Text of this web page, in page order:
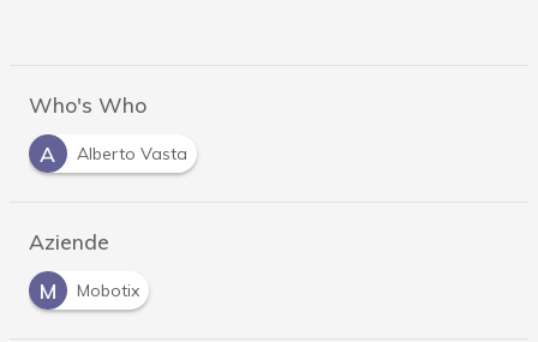
Who's Who
A
Alberto Vasta
Aziende
M
Mobotix